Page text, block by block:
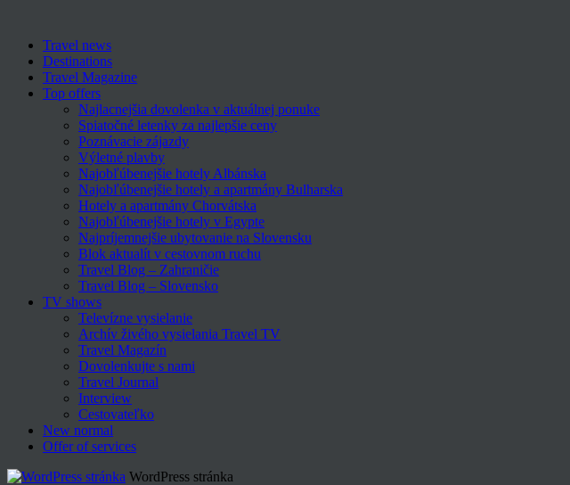
Travel news
Destinations
Travel Magazine
Top offers
Najlacnejšia dovolenka v aktuálnej ponuke
Spiatočné letenky za najlepšie ceny
Poznávacie zájazdy
Výletné plavby
Najobľúbenejšie hotely Albánska
Najobľúbenejšie hotely a apartmány Bulharska
Hotely a apartmány Chorvátska
Najobľúbenejšie hotely v Egypte
Najpríjemnejšie ubytovanie na Slovensku
Blok aktualít v cestovnom ruchu
Travel Blog – Zahraničie
Travel Blog – Slovensko
TV shows
Televízne vysielanie
Archív živého vysielania Travel TV
Travel Magazín
Dovolenkujte s nami
Travel Journal
Interview
Cestovateľko
New normal
Offer of services
WordPress stránka